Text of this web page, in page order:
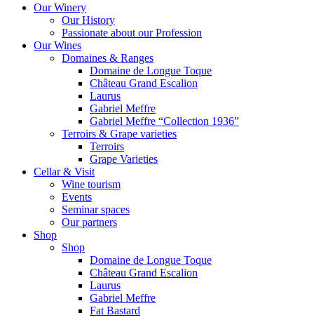
Our Winery
Our History
Passionate about our Profession
Our Wines
Domaines & Ranges
Domaine de Longue Toque
Château Grand Escalion
Laurus
Gabriel Meffre
Gabriel Meffre “Collection 1936”
Terroirs & Grape varieties
Terroirs
Grape Varieties
Cellar & Visit
Wine tourism
Events
Seminar spaces
Our partners
Shop
Shop
Domaine de Longue Toque
Château Grand Escalion
Laurus
Gabriel Meffre
Fat Bastard